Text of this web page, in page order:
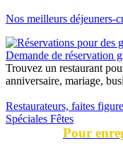
Nos meilleurs déjeuners-
Demande de réservation
Trouvez un restaurant
anniversaire, mariage,
Restaurateurs, faites
Spéciales Fêtes
Pour